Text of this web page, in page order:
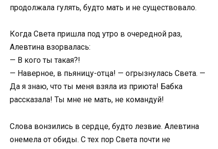
продолжала гулять, будто мать и не существовало.
Когда Света пришла под утро в очередной раз,
Алевтина взорвалась:
— В кого ты такая?!
— Наверное, в пьяницу-отца! — огрызнулась Света. —
Да я знаю, что ты меня взяла из приюта! Бабка
рассказала! Ты мне не мать, не командуй!
Слова вонзились в сердце, будто лезвие. Алевтина
онемела от обиды. С тех пор Света почти не